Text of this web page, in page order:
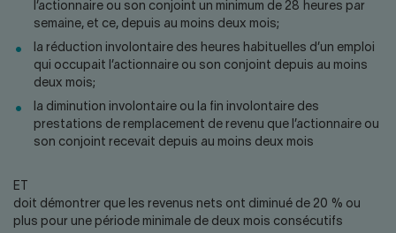
l’actionnaire ou son conjoint un minimum de 28 heures par
semaine, et ce, depuis au moins deux mois;
la réduction involontaire des heures habituelles d’un emploi
qui occupait l’actionnaire ou son conjoint depuis au moins
deux mois;
la diminution involontaire ou la fin involontaire des
prestations de remplacement de revenu que l’actionnaire ou
son conjoint recevait depuis au moins deux mois
ET
doit démontrer que les revenus nets ont diminué de 20 % ou
plus pour une période minimale de deux mois consécutifs